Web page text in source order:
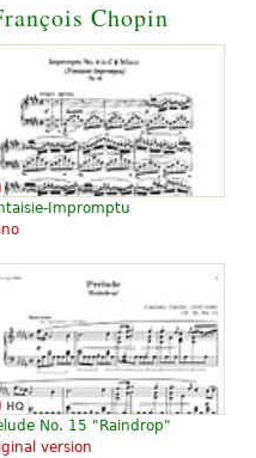
Chopin
Impromptu
No. 15 "Raindrop"
version